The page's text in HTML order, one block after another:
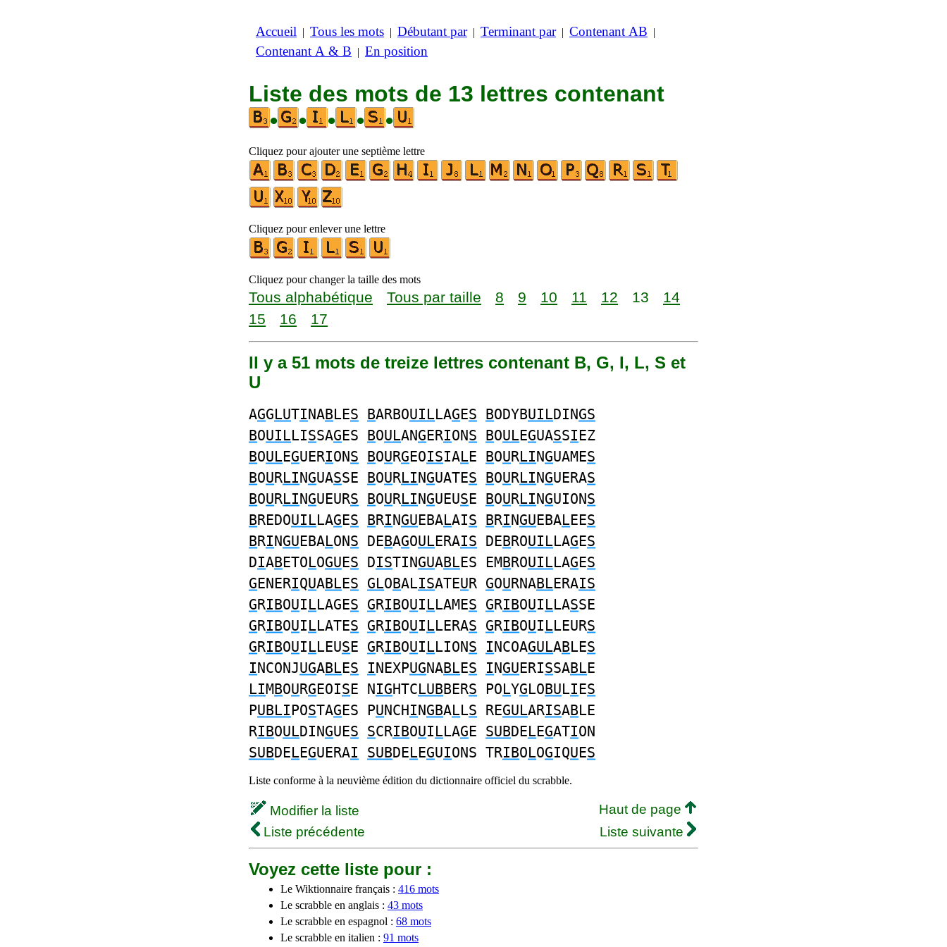
Accueil | Tous les mots | Débutant par| Terminant par| Contenant AB |
Contenant A & B | En position
Liste des mots de 13 lettres contenant
•
• • • •
Cliquez pour ajouter une septième lettre
Cliquez pour enlever une lettre
Cliquez pour changer la taille des mots
Tous alphabétique Tous par taille 8 9 10 11 12 13
14
15
16 17
Il y a 51 mots de treize lettres contenant B, G, I, L, S et
U
AGGLUTINABLES BARBOUILLAGES BODYBUILDINGS
BOUILLISSAGES BOULANGERIONS BOULEGUASSIEZ
BOULEGUERIONS BOURGEOISIALE BOURLINGUAMES
BOURLINGUASSE BOURLINGUATES BOURLINGUERAS
BOURLINGUEURS BOURLINGUEUSE BOURLINGUIONS
BREDOUILLAGES BRINGUEBALAIS BRINGUEBALEES
BRINGUEBALONS DEBAGOULERAIS DEBROUILLAGES
DIABETOLOGUES DISTINGUABLES EMBROUILLAGES
GENERIQUABLES GLOBALISATEUR GOURNABLERAIS
GRIBOUILLAGES GRIBOUILLAMES GRIBOUILLASSE
GRIBOUILLATES GRIBOUILLERAS GRIBOUILLEURS
GRIBOUILLEUSE GRIBOUILLIONS INCOAGULABLES
INCONJUGABLES INEXPUGNABLES INGUERISSABLE
LIMBOURGEOISE NIGHTCLUBBERS POLYGLOBULIES
PUBLIPOSTAGES PUNCHINGBALLS REGULARISABLE
RIBOULDINGUES SCRIBOUILLAGE SUBDELEGATION
SUBDELEGUERAI SUBDELEGUIONS TRIBOLOGIQUES
Liste conforme à la neuvième édition du dictionnaire officiel du scrabble.
Modifier la liste
Haut de page
Liste précédente
Liste suivante
Voyez cette liste pour :
Le Wiktionnaire français : 416 mots
Le scrabble en anglais : 43 mots
Le scrabble en espagnol : 68 mots
Le scrabble en italien : 91 mots